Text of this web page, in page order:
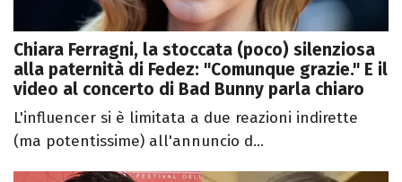
Chiara Ferragni, la stoccata (poco) silenziosa
alla paternità di Fedez: "Comunque grazie." E il
video al concerto di Bad Bunny parla chiaro
L'influencer si è limitata a due reazioni indirette
(ma potentissime) all'annuncio d...